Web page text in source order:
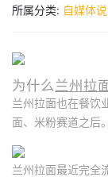
所属分类: 自媒体说
为什么兰州拉
兰州拉面也在餐饮
面、米粉赛道之后。
兰州拉面最近完全